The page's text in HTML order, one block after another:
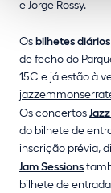
e Jorge Rossy.
Osbilhetes diários
de fecho do
15€ e já estão à
Os concertos
do bilhete de
inscrição prévia,
Jam Sessions
bilhete de